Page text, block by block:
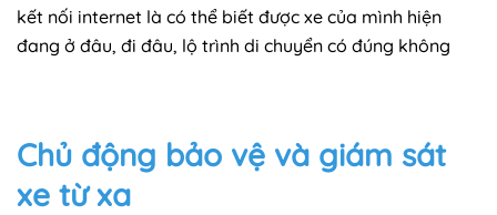
kết nối internet là có thể biết được xe của mình hiện
đang ở đâu, đi đâu, lộ trình di chuyển có đúng không
Chủ động bảo vệ và giám sát
xe từ xa